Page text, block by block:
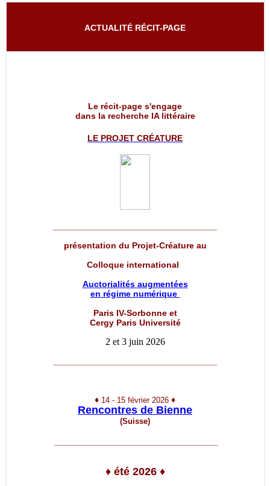
ACTUALITÉ RÉCIT-PAGE
Le récit-page s'engage
dans la recherche IA littéraire
LE PROJET CRÉATURE
présentation du Projet-Créature au
Colloque international
Auctorialités augmentées
en régime numérique
Paris IV-Sorbonne et
Cergy Paris Université
2 et 3 juin 2026
♦ 14 - 15 février 2026 ♦
Rencontres de Bienne
(Suisse)
♦été 2026 ♦